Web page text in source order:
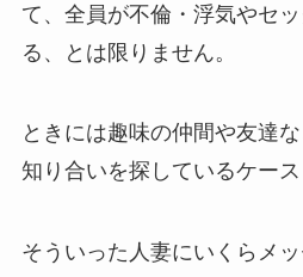
て、全員が不倫・浮気やセ
る、とは限りません。
ときには趣味の仲間や友達
知り合いを探しているケース
そういった人妻にいくらメッ